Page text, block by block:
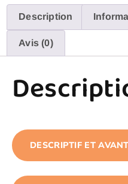
Description
Avis (0)
DESCRIPTIF ET